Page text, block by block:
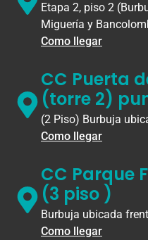
Etapa 2, piso 2
Miguería y
Como llegar
CC Puerta
(torre 2)
(2 Piso) Burbuja
Como llegar
CC Parque
(3 piso )
Burbuja ubicada
Como llegar